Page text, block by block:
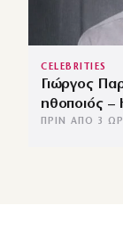
CELEBRITIES
Γιώργος
ηθοποιός –
ΠΡΙΝ ΑΠΌ 3